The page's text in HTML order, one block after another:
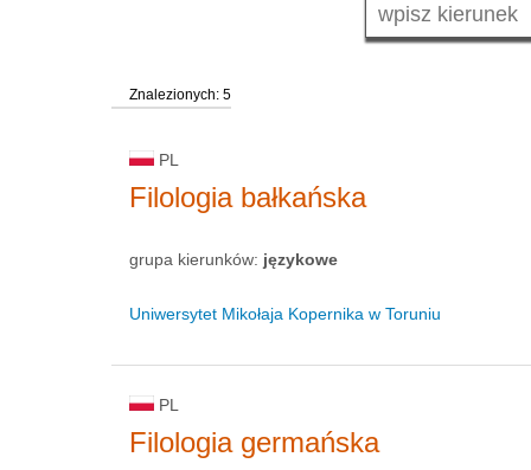
Znalezionych: 5
PL
Filologia bałkańska
grupa kierunków: językowe
Uniwersytet Mikołaja Kopernika w Toruniu
PL
Filologia germańska